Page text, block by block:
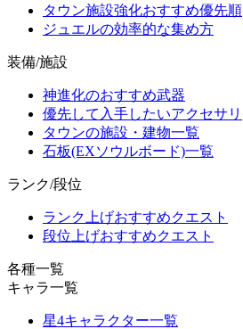
タウン施設強化おすすめ優先順
ジュエルの効率的な集め方
装備/施設
神進化のおすすめ武器
優先して入手したいアクセサリ
タウンの施設・建物一覧
石板(EXソウルボード)一覧
ランク/段位
ランク上げおすすめクエスト
段位上げおすすめクエスト
各種一覧
キャラ一覧
星4キャラクター一覧